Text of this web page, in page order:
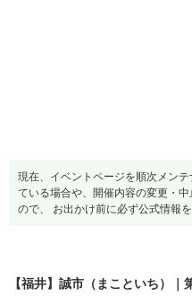
現在、イベントページを順次メン
ている場合や、開催内容の変更・
ので、 お出かけ前に必ず公式情報を
【福井】誠市（まこといち）｜